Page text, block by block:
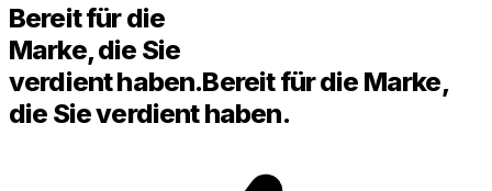
Bereit für die
Marke, die Sie
verdient haben.Bereit für die Marke,
die Sie verdient haben.